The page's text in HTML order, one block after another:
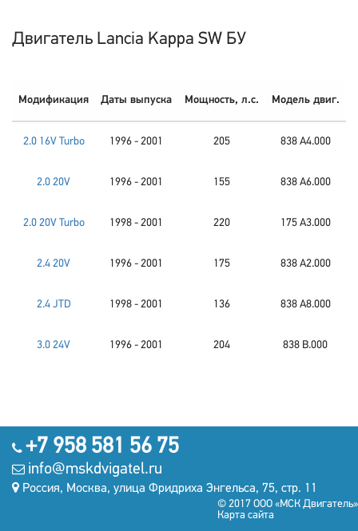
Двигатель Lancia Kappa SW БУ
Модификация Даты выпуска Мощность, л.с. Модель двиг.
2.0 16V Turbo 1996 - 2001 205 838 A4.000
2.0 20V 1996 - 2001 155 838 A6.000
2.0 20V Turbo 1998 - 2001 220 175 A3.000
2.4 20V 1996 - 2001 175 838 A2.000
2.4 JTD 1998 - 2001 136 838 A8.000
3.0 24V 1996 - 2001 204 838 B.000
+7 958 581 56 75
info@mskdvigatel.ru
Россия, Москва, улица Фридриха Энгельса, 75, стр. 11
© 2017 ООО «МСК Двигатель»
Карта сайта